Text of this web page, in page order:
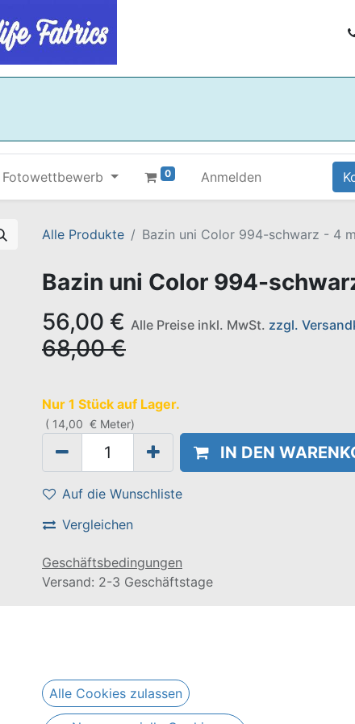
Fotowettbewerb 0 Anmelden
Alle Produkte Bazin uni Color 994-schwarz - 4 m
Bazin uni Color 994-
56,00 € Alle Preise inkl. MwSt. zzgl.
68,00€
Nur 1 Stück auf Lager.
( 14,00 € Meter)
IN DEN
Auf die Wunschliste
Vergleichen
Geschäftsbedingungen
Versand: 2-3 Geschäftstage
Alle Cookies zulassen